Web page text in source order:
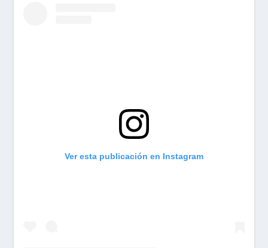
Ver esta publicación en Instagram